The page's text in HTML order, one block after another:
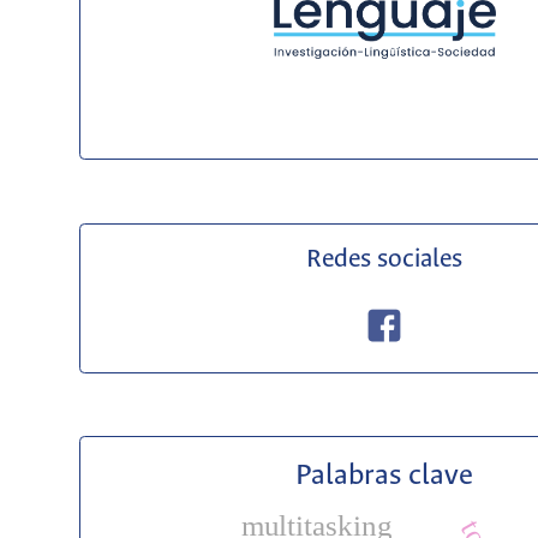
Redes sociales
Palabras clave
multitasking